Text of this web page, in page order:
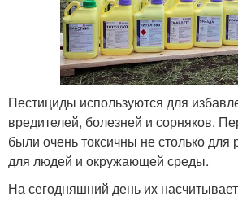
Пестициды используются для
вредителей, болезней и сорняков.
были очень токсичны не столько для
для людей и окружающей среды.
На сегодняшний день их